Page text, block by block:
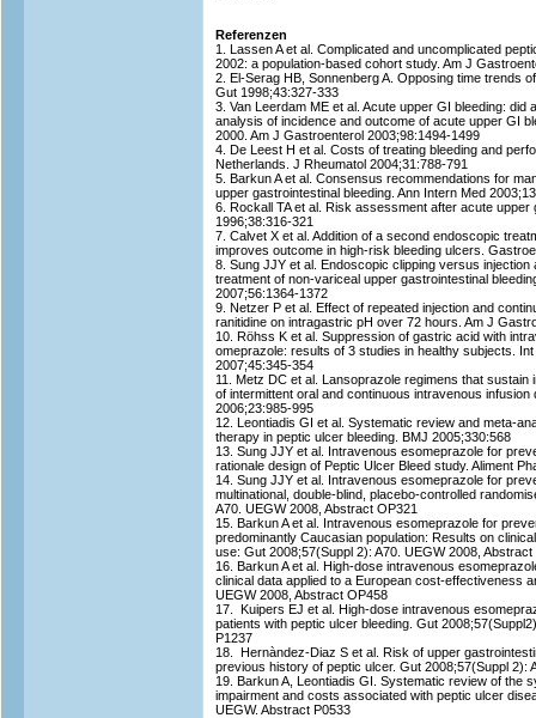
Referenzen
1. Lassen A et al. Complicated and uncomplicated
2002: a population-based cohort study. Am J
2. El-Serag HB, Sonnenberg A. Opposing time trends
Gut 1998;43:327-333
3. Van Leerdam ME et al. Acute upper GI bleeding: did
analysis of incidence and outcome of acute upper GI
2000. Am J Gastroenterol 2003;98:1494-1499
4. De Leest H et al. Costs of treating bleeding and
Netherlands. J Rheumatol 2004;31:788-791
5. Barkun A et al. Consensus recommendations for
upper gastrointestinal bleeding. Ann Intern Med
6. Rockall TA et al. Risk assessment after acute
1996;38:316-321
7. Calvet X et al. Addition of a second endoscopic
improves outcome in high-risk bleeding ulcers.
8. Sung JJY et al. Endoscopic clipping versus injection
treatment of non-variceal upper gastrointestinal
2007;56:1364-1372
9. Netzer P et al. Effect of repeated injection and
ranitidine on intragastric pH over 72 hours. Am J
10. Röhss K et al. Suppression of gastric acid with
omeprazole: results of 3 studies in healthy subjects.
2007;45:345-354
11. Metz DC et al. Lansoprazole regimens that sustain
of intermittent oral and continuous intravenous
2006;23:985-995
12. Leontiadis GI et al. Systematic review and meta-
therapy in peptic ulcer bleeding. BMJ 2005;330:568
13. Sung JJY et al. Intravenous esomeprazole for
rationale design of Peptic Ulcer Bleed study. Aliment
14. Sung JJY et al. Intravenous esomeprazole for
multinational, double-blind, placebo-controlled
A70. UEGW 2008, Abstract OP321
15. Barkun A et al. Intravenous esomeprazole for
predominantly Caucasian population: Results on
use: Gut 2008;57(Suppl 2): A70. UEGW 2008, Abstract
16. Barkun A et al. High-dose intravenous
clinical data applied to a European cost-effectiveness
UEGW 2008, Abstract OP458
17. Kuipers EJ et al. High-dose intravenous
patients with peptic ulcer bleeding. Gut
P1237
18. Hernàndez-Diaz S et al. Risk of upper
previous history of peptic ulcer. Gut 2008;57(Suppl 2):
19. Barkun A, Leontiadis GI. Systematic review of the
impairment and costs associated with peptic ulcer
UEGW. Abstract P0533